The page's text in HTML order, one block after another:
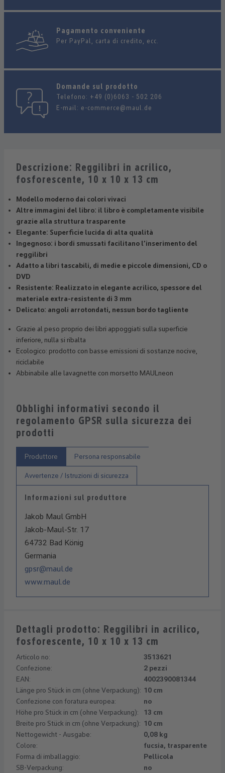
Pagamento conveniente
Per PayPal, carta di credito, ecc.
Domande sul prodotto
Telefono: +49 (0)6063 - 502 206
E-mail: e-commerce@maul.de
Descrizione: Reggilibri in acrilico,
fosforescente, 10 x 10 x 13 cm
Modello moderno dai colori vivaci
Altre immagini del libro: il libro è completamente visibile
grazie alla struttura trasparente
Elegante: Superficie lucida di alta qualità
Ingegnoso: i bordi smussati facilitano l’inserimento del
reggilibri
Adatto a libri tascabili, di medie e piccole dimensioni, CD o
DVD
Resistente: Realizzato in elegante acrilico, spessore del
materiale extra-resistente di 3 mm
Delicato: angoli arrotondati, nessun bordo tagliente
Grazie al peso proprio dei libri appoggiati sulla superficie
inferiore, nulla si ribalta
Ecologico: prodotto con basse emissioni di sostanze nocive,
riciclabile
Abbinabile alle lavagnette con morsetto MAULneon
Obblighi informativi secondo il
regolamento GPSR sulla sicurezza dei
prodotti
Produttore Persona responsabile
Avvertenze / Istruzioni di sicurezza
Informazioni sul produttore
Jakob Maul GmbH
Jakob-Maul-Str. 17
64732 Bad König
Germania
gpsr@maul.de
www.maul.de
Dettagli prodotto: Reggilibri in acrilico,
fosforescente, 10 x 10 x 13 cm
Articolo no:
3513621
Confezione:
2 pezzi
EAN:
4002390081344
Länge pro Stück in cm (ohne Verpackung): 10 cm
Confezione con foratura europea:
no
Höhe pro Stück in cm (ohne Verpackung):
13 cm
Breite pro Stück in cm (ohne Verpackung): 10 cm
Nettogewicht - Ausgabe:
0,08 kg
Colore:
fucsia, trasparente
Forma di imballaggio:
Pellicola
SB-Verpackung:
no